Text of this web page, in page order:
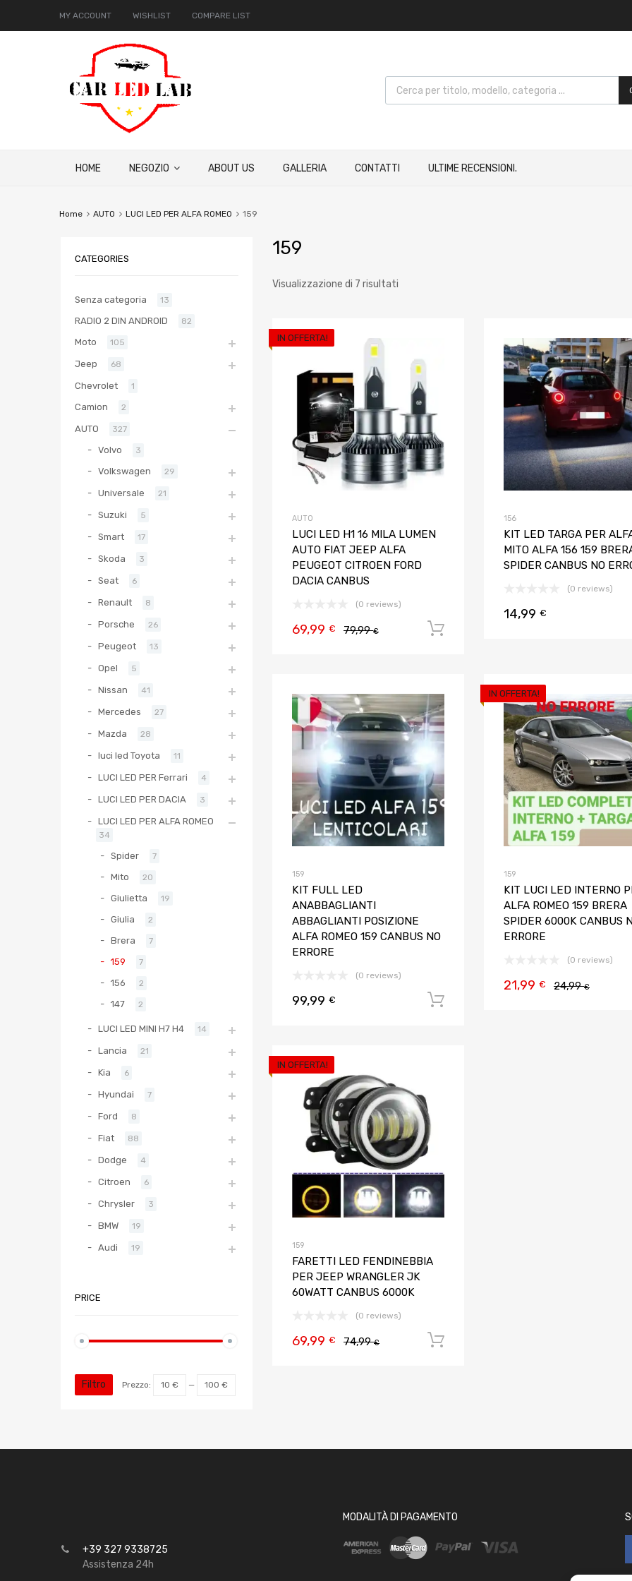
MY ACCOUNT WISHLIST COMPARE LIST
HOME NEGOZIO ABOUT US GALLERIA CONTATTI ULTIME RECENSIONI.
Home AUTO LUCI LED PER ALFA ROMEO 159
159
Visualizzazione di 7 risultati
IN OFFERTA!
Aggiungi ai preferiti
Aggiungi al confronto
AUTO
LUCI LED H1 16 MILA LUMEN
AUTO FIAT JEEP ALFA
PEUGEOT CITROEN FORD
DACIA CANBUS
(0 reviews)
79,99€
69,99 €
156
KIT LED TARGA PER
MITO ALFA 156 159
SPIDER CANBUS NO
(0 reviews)
14,99 €
Aggiungi ai preferiti
Aggiungi al confronto
159
KIT FULL LED
ANABBAGLIANTI
ABBAGLIANTI POSIZIONE
ALFA ROMEO 159 CANBUS NO
ERRORE
(0 reviews)
99,99 €
IN OFFERTA!
159
KIT LUCI LED INTERNO
ALFA ROMEO 159 BRERA
SPIDER 6000K CANBUS
ERRORE
(0 reviews)
24,99€
21,99 €
IN OFFERTA!
159
FARETTI LED FENDINEBBIA
PER JEEP WRANGLER JK
60WATT CANBUS 6000K
(0 reviews)
74,99€
69,99 €
CATEGORIES
Senza categoria 13
RADIO 2 DIN ANDROID 82
Moto 105
Jeep 68
Chevrolet 1
Camion 2
AUTO 327
Volvo 3
Volkswagen 29
Universale 21
Suzuki 5
Smart 17
Skoda 3
Seat 6
Renault 8
Porsche 26
Peugeot 13
Opel 5
Nissan 41
Mercedes 27
Mazda 28
luci led Toyota 11
LUCI LED PER Ferrari 4
LUCI LED PER DACIA 3
LUCI LED PER ALFA ROMEO
34
Spider 7
Mito 20
Giulietta 19
Giulia 2
Brera 7
159 7
156 2
147 2
LUCI LED MINI H7 H4 14
Lancia 21
Kia 6
Hyundai 7
Ford 8
Fiat 88
Dodge 4
Citroen 6
Chrysler 3
BMW 19
Audi 19
PRICE
Filtro Prezzo: 10 € — 100 €
+39 327 9338725
Assistenza 24h
MODALITÀ DI PAGAMENTO